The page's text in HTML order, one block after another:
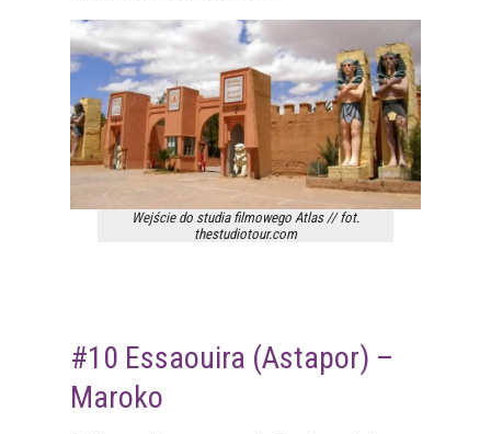
Wejście do studia filmowego Atlas // fot.
thestudiotour.com
#10 Essaouira (Astapor) –
Maroko